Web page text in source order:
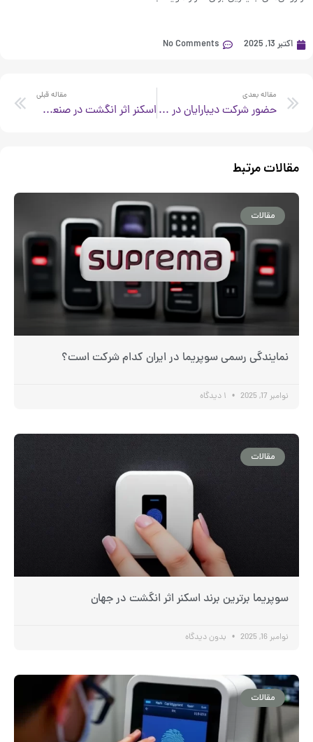
اکتبر 13, 2025 No Comments
Prev
مقاله بعدی
حضور شرکت دیبارایان در نمایشگاه الکامپ ۱۴۰۴
مقاله قبلی
اسکنر اثر انگشت در صنعت پزشکی
مقالات مرتبط
مقالات
نمایندگی رسمی سوپریما در ایران کدام شرکت است؟
نوامبر 17, 2025
مقالات
سوپریما برترین برند اسکنر اثر انگشت در جهان
نوامبر 16, 2025 بدون دیدگاه
مقالات